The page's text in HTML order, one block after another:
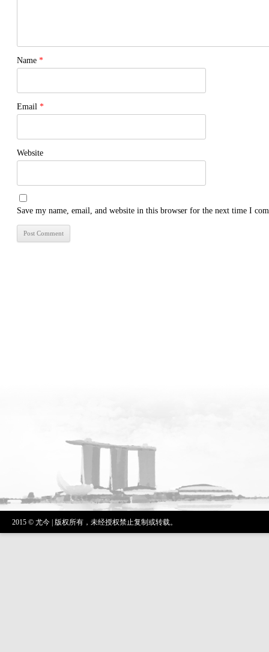
Name *
Email *
Website
Save my name, email, and website in this browser for the next time I
2015 © 尤今 | 版权所有，未经授权禁止复制或转载。